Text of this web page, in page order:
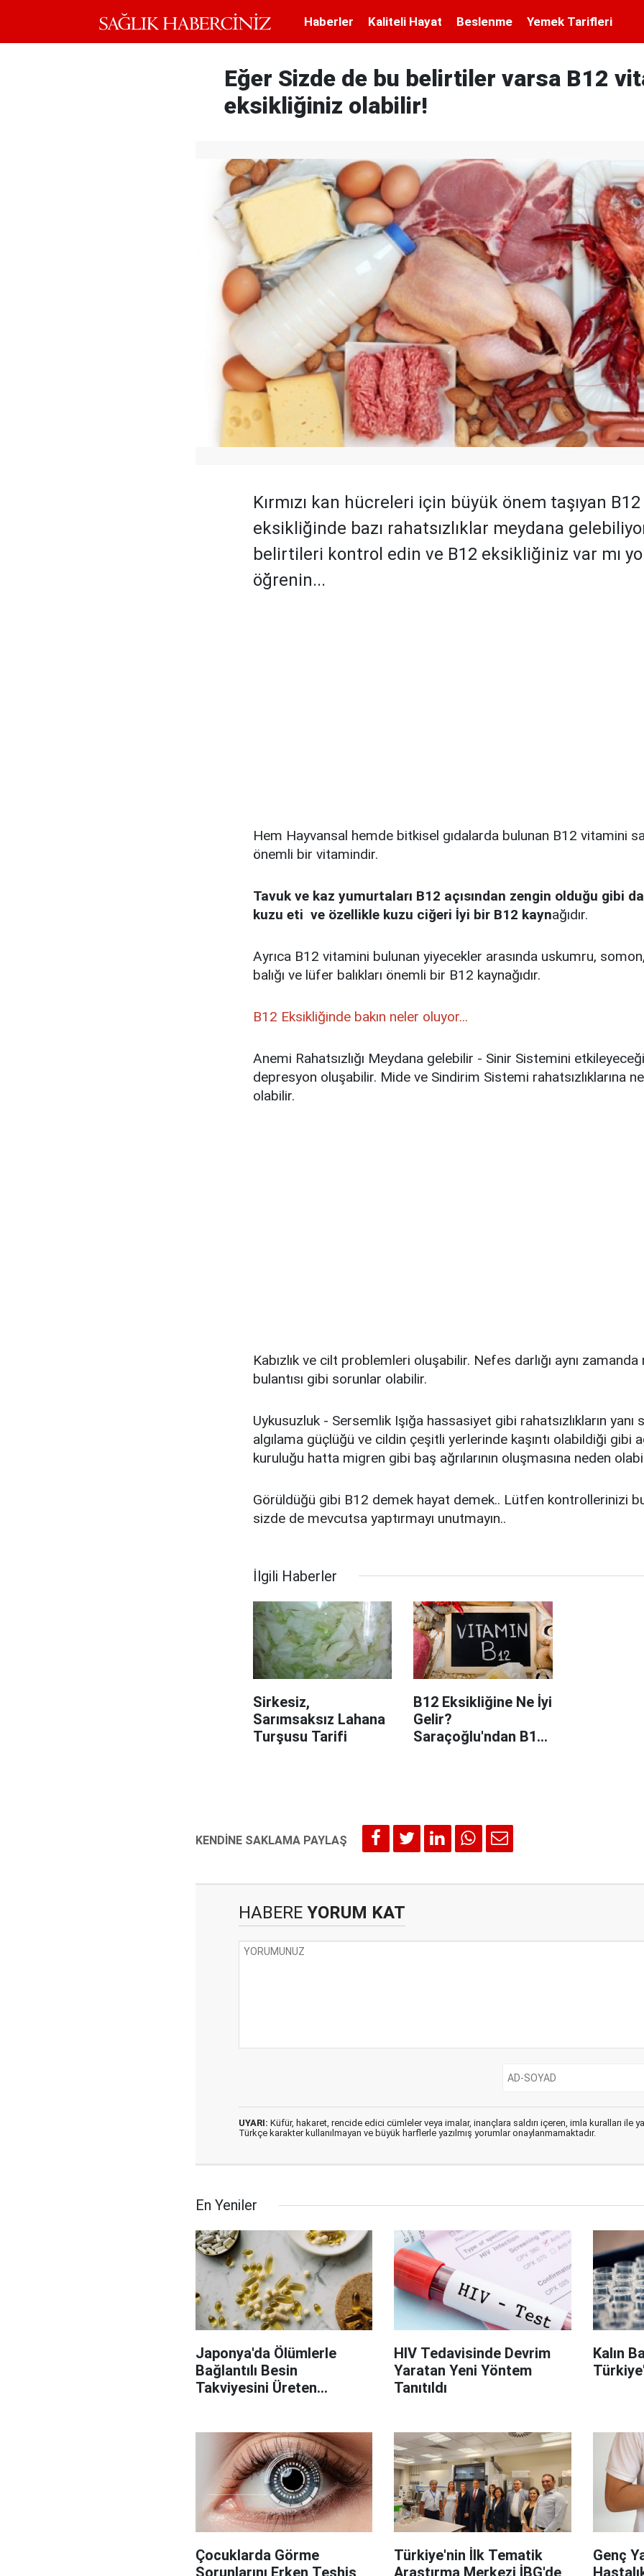
Haberler Kaliteli Hayat Beslenme Yemek Tarifleri
Eğer Sizde de bu belirtiler varsa B12
eksikliğiniz olabilir!
Kırmızı kan hücreleri için büyük önem taşıyan
eksikliğinde bazı rahatsızlıklar meydana
belirtileri kontrol edin ve B12 eksikliğiniz var mı
öğrenin...
Hem Hayvansal hemde bitkisel gıdalarda bulunan B12 vitamini
önemli bir vitamindir.
Tavuk ve kaz yumurtaları B12 açısından zengin olduğu gibi
kuzu eti ve özellikle kuzu ciğeri İyi bir B12 kaynağıdır.
Ayrıca B12 vitamini bulunan yiyecekler arasında uskumru,
balığı ve lüfer balıkları önemli bir B12 kaynağıdır.
B12 Eksikliğinde bakın neler oluyor...
Anemi Rahatsızlığı Meydana gelebilir - Sinir Sistemini
depresyon oluşabilir. Mide ve Sindirim Sistemi rahatsızlıklarına
olabilir.
Kabızlık ve cilt problemleri oluşabilir. Nefes darlığı aynı zamanda
bulantısı gibi sorunlar olabilir.
Uykusuzluk - Sersemlik Işığa hassasiyet gibi rahatsızlıkların yanı
algılama güçlüğü ve cildin çeşitli yerlerinde kaşıntı olabildiği gibi
kuruluğu hatta migren gibi baş ağrılarının oluşmasına neden
Görüldüğü gibi B12 demek hayat demek.. Lütfen kontrollerinizi
sizde de mevcutsa yaptırmayı unutmayın..
İlgili Haberler
Sirkesiz,
Sarımsaksız Lahana
Turşusu Tarifi
B12 Eksikliğine Ne İyi
Gelir?
Saraçoğlu'ndan B12
HABEREYORUM KAT
UYARI: Küfür, hakaret, rencide edici cümleler veya imalar, inançlara saldırı içeren, imla kuralları ile
Türkçe karakter kullanılmayan ve büyük harflerle yazılmış yorumlar onaylanmamaktadır.
En Yeniler
Japonya'da Ölümlerle
Bağlantılı Besin
Takviyesini Üreten
HIV Tedavisinde Devrim
Yaratan Yeni Yöntem
Tanıtıldı
Kalın
Çocuklarda Görme
Türkiye'nin İlk Tematik
Genç